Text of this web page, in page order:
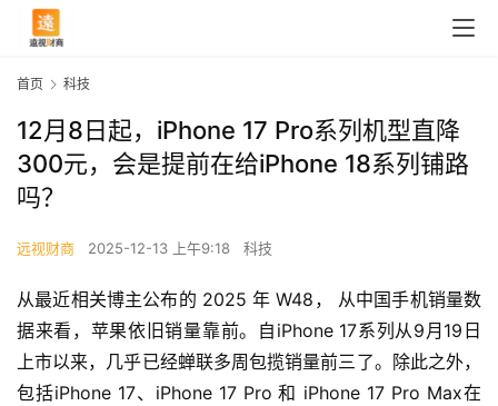
首页 科技
12月8日起，iPhone 17 Pro系列机型直降
300元，会是提前在给iPhone 18系列铺路
吗？
远视财商 2025-12-13 上午9:18 科技
从最近相关博主公布的 2025 年 W48， 从中国手机销量数
据来看，苹果依旧销量靠前。自iPhone 17系列从9月19日
上市以来，几乎已经蝉联多周包揽销量前三了。除此之外，
包括iPhone 17、iPhone 17 Pro 和 iPhone 17 Pro Max在